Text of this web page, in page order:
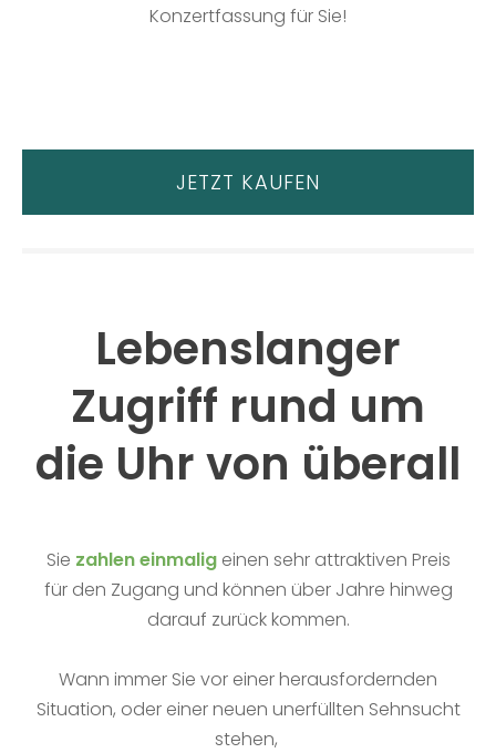
Konzertfassung für Sie!
JETZT KAUFEN
Lebenslanger
Zugriff rund um
die Uhr von überall
Sie zahlen einmaligeinen sehr attraktiven Preis
für den Zugang und können über Jahre hinweg
darauf zurück kommen.
Wann immer Sie vor einer herausfordernden
Situation, oder einer neuen unerfüllten Sehnsucht
stehen,